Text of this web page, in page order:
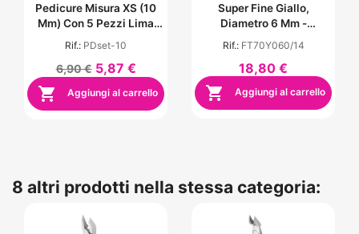
Pedicure Misura XS (10
Mm) Con 5 Pezzi Lima
Rif.: PDset-10
6,90 € 5,87 €
 Aggiungi al carrello
Super Fine Giallo,
Diametro 6 Mm -
Rif.: FT70Y060/14
18,80 €
 Aggiungi al carrello
8 altri prodotti nella stessa categoria: